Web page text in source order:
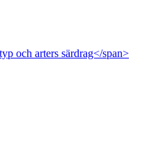
och arters särdrag</span>